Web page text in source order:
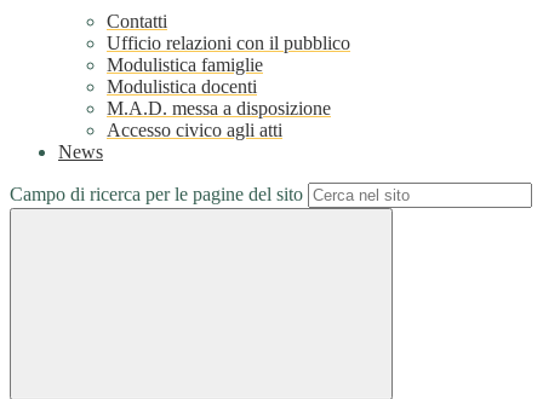
Contatti
Ufficio relazioni con il pubblico
Modulistica famiglie
Modulistica docenti
M.A.D. messa a disposizione
Accesso civico agli atti
News
Campo di ricerca per le pagine del sito